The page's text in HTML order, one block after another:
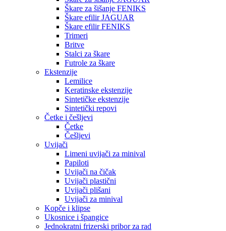
Škare za šišanje FENIKS
Škare efilir JAGUAR
Škare efilir FENIKS
Trimeri
Britve
Stalci za škare
Futrole za škare
Ekstenzije
Lemilice
Keratinske ekstenzije
Sintetičke ekstenzije
Sintetički repovi
Četke i češljevi
Četke
Češljevi
Uvijači
Limeni uvijači za minival
Papiloti
Uvijači na čičak
Uvijači plastični
Uvijači plišani
Uvijači za minival
Kopče i klipse
Ukosnice i špangice
Jednokratni frizerski pribor za rad